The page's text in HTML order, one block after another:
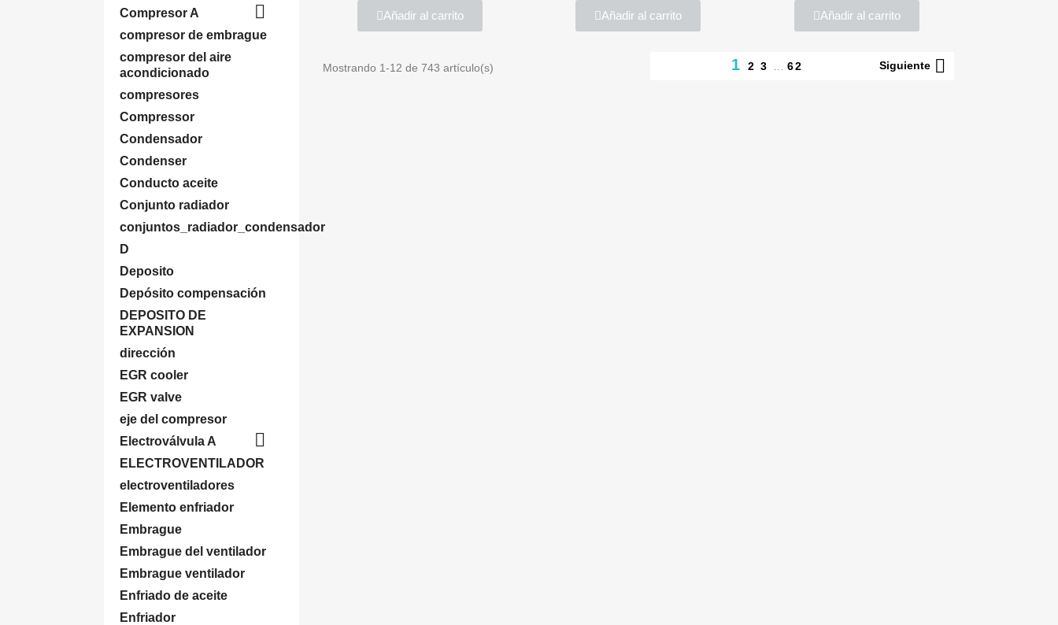
Compresor A

compresor de embrague
compresor del aire
acondicionado
compresores
Compressor
Condensador
Condenser
Conducto aceite
Conjunto radiador
conjuntos_radiador_condensador
D
Deposito
Depósito compensación
DEPOSITO DE
EXPANSION
dirección
EGR cooler
EGR valve
eje del compresor
Electroválvula A

ELECTROVENTILADOR
electroventiladores
Elemento enfriador
Embrague
Embrague del ventilador
Embrague ventilador
Enfriado de aceite
Enfriador
Añadir al carrito Añadir al carrito Añadir al carrito
Mostrando 1-12 de 743 artículo(s) 1 2 3 62 Siguiente 